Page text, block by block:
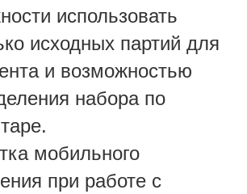
использовать
исходных партий для
и возможностью
набора по
мобильного
при работе с